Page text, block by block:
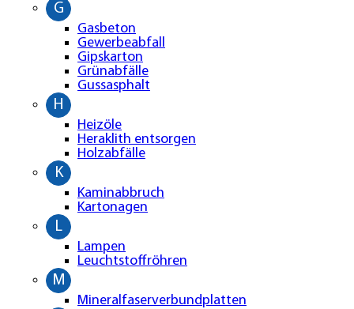
G
Gasbeton
Gewerbeabfall
Gipskarton
Grünabfälle
Gussasphalt
H
Heizöle
Heraklith entsorgen
Holzabfälle
K
Kaminabbruch
Kartonagen
L
Lampen
Leuchtstoffröhren
M
Mineralfaserverbundplatten